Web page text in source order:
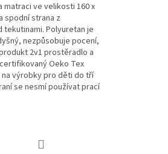
ve velikosti 160 x
spodní strana z
Polyuretan je
nezpůsobuje pocení,
2v1 prostěradlo a
Oeko Tex
na výrobky pro děti do tří
se nesmí používat prací